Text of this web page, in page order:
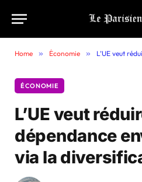
Home » Économie » L’UE veut réduire sa
ÉCONOMIE
L’UE veut
dépendance
via la